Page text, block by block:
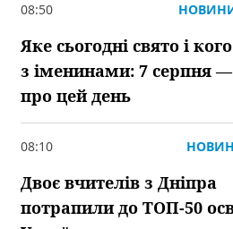
08:50
Яке сьогодні свято і
з іменинами: 7 серпня —
про цей день
08:10
Двоє вчителів з Дніпра
потрапили до ТОП-50